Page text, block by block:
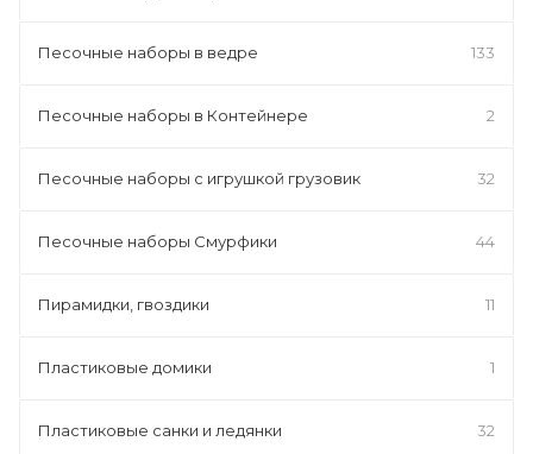
Песочные наборы в ведре 133
Песочные наборы в Контейнере 2
Песочные наборы с игрушкой грузовик 32
Песочные наборы Смурфики 44
Пирамидки, гвоздики 11
Пластиковые домики 1
Пластиковые санки и ледянки 32